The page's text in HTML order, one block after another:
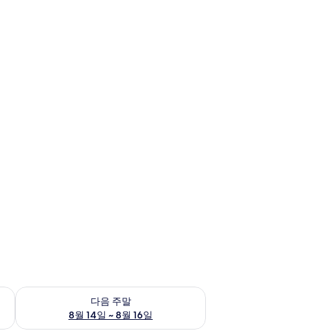
상, 방음 설비, 무료 WiFi
~ 8월 9일
다음 주말
8월 14일 ~ 8월 16일
다음 주말 예약 가능 여부 확인, 8월 14일 ~ 8월 16일